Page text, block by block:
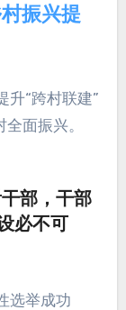
振兴提
升“跨村联建”
面振兴。
部，干部
必不可
选举成功